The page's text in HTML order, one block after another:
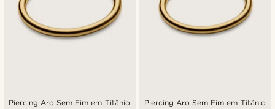
Piercing Aro Sem Fim em Titânio
Piercing Aro Sem Fim em Titânio